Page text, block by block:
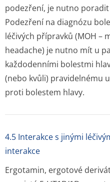
podezření, je nutno
Podezření na diagnózu
léčivých přípravků (MOH –
headache) je nutno mít u
každodenními bolestmi
(nebo kvůli) pravidelnému
proti bolestem hlavy.
4.5 Interakce s jinými
interakce
Ergotamin, ergotové